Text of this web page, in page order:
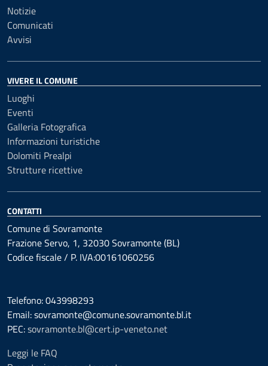
Notizie
Comunicati
Avvisi
VIVERE IL COMUNE
Luoghi
Eventi
Galleria Fotografica
Informazioni turistiche
Dolomiti Prealpi
Strutture ricettive
CONTATTI
Comune di Sovramonte
Frazione Servo, 1, 32030 Sovramonte (BL)
Codice fiscale / P. IVA:00161060256
Telefono: 043998293
Email: sovramonte@comune.sovramonte.bl.it
PEC:sovramonte.bl@cert.ip-veneto.net
Leggi le FAQ